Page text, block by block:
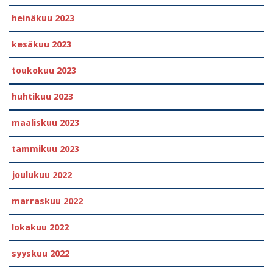
heinäkuu 2023
kesäkuu 2023
toukokuu 2023
huhtikuu 2023
maaliskuu 2023
tammikuu 2023
joulukuu 2022
marraskuu 2022
lokakuu 2022
syyskuu 2022